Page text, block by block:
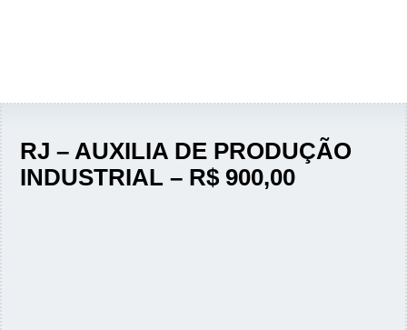
RJ – AUXILIA DE PRODUÇÃO
INDUSTRIAL – R$ 900,00